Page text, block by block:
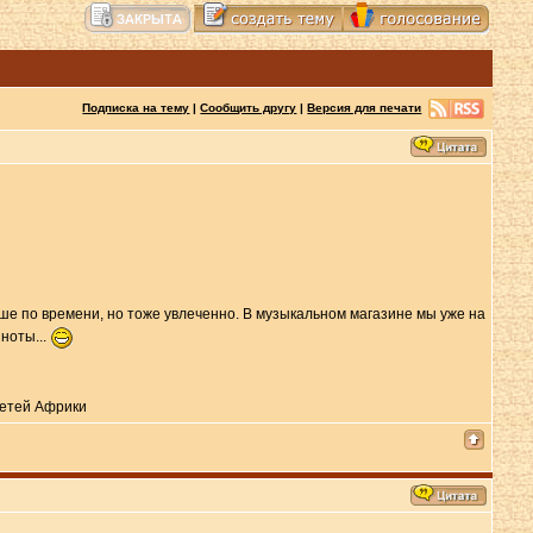
Подписка на тему |Сообщить другу |Версия для печати
по времени, но тоже увлеченно. В музыкальном магазине мы уже на
Африки